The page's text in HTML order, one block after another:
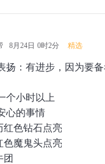
8月24日 0时2分 精选
扬：有进步，因为要
个小时以上
心的事情
红色钻石点亮
色魔鬼头点亮
团